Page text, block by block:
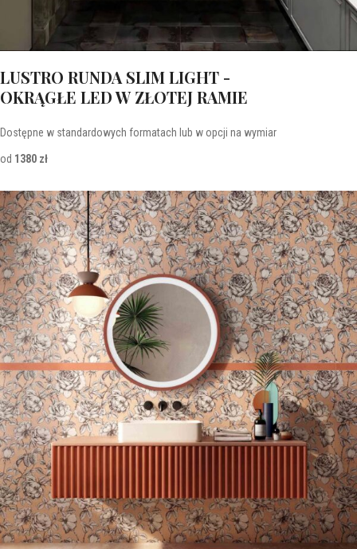
LUSTRO RUNDA SLIM LIGHT -
OKRĄGŁE LED W ZŁOTEJ RAMIE
Dostępne w standardowych formatach lub w opcji na wymiar
od 1380 zł